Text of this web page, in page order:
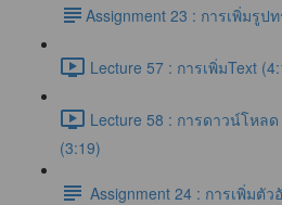
​Assignment 23 : การเพิ่มรูป
Lecture 57 : การเพิ่มText
Lecture 58 : การดาวน์โหล
(3:19)
Assignment 24 : การเพิ่มตัว